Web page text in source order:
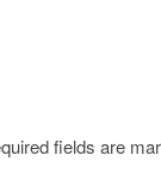
fields are